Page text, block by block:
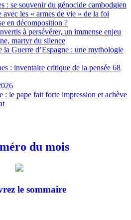
: se souvenir du génocide cambodgien
avec les « armes de vie » de la foi
en décomposition ?
à persévérer, un immense enjeu
martyr du silence
la Guerre d’Espagne : une mythologie
: inventaire critique de la pensée 68
le pape fait forte impression et achève
du mois
le sommaire